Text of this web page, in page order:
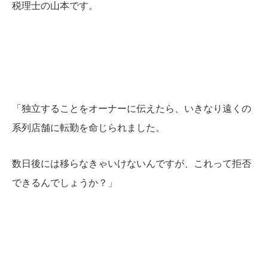
税理士の山本です。
「独立することをオーナーに伝えたら、いきなり遠くの
系列店舗に転勤を命じられました。
数日後には移らなきゃいけないんですが、これって拒否
できるんでしょうか？」